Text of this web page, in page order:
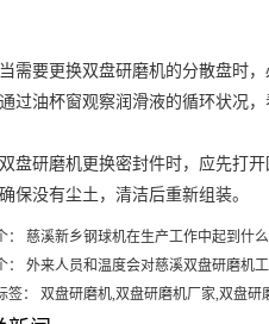
要更换双盘研磨机的分散盘时，
过油杯窗观察润滑液的循环状况
研磨机更换密封件时，应先打开
保没有尘土，清洁后重新组装。
慈溪新乡钢球机在生产工作中起到什
：
外来人员和温度会对慈溪双盘研磨机
签： 双盘研磨机,双盘研磨机厂家,双盘研